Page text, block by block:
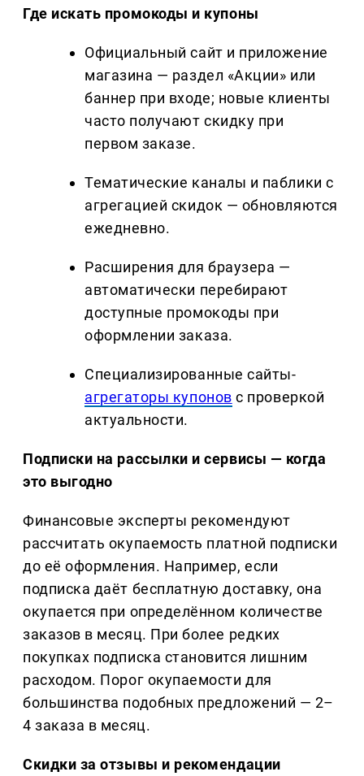
Где искать промокоды и купоны
Официальный сайт и приложение
магазина — раздел «Акции» или
баннер при входе; новые клиенты
часто получают скидку при
первом заказе.
Тематические каналы и паблики с
агрегацией скидок — обновляются
ежедневно.
Расширения для браузера —
автоматически перебирают
доступные промокоды при
оформлении заказа.
Специализированные сайты-
агрегаторы купонов с проверкой
актуальности.
Подписки на рассылки и сервисы — когда
это выгодно
Финансовые эксперты рекомендуют
рассчитать окупаемость платной подписки
до её оформления. Например, если
подписка даёт бесплатную доставку, она
окупается при определённом количестве
заказов в месяц. При более редких
покупках подписка становится лишним
расходом. Порог окупаемости для
большинства подобных предложений — 2–
4 заказа в месяц.
Скидки за отзывы и рекомендации